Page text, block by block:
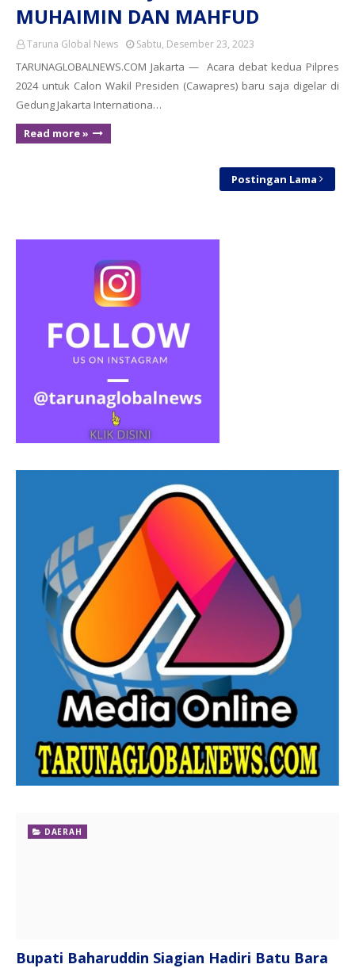
MUHAIMIN DAN MAHFUD
Taruna Global News Sabtu, Desember 23, 2023
TARUNAGLOBALNEWS.COM Jakarta — Acara debat kedua Pilpres
2024 untuk Calon Wakil Presiden (Cawapres) baru saja digelar di
Gedung Jakarta Internationa…
Read more »
Postingan Lama
DAERAH
Bupati Baharuddin Siagian Hadiri Batu Bara